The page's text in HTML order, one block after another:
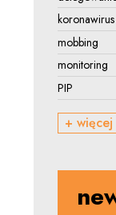
koronawirus
mobbing
monitoring
PIP
+ więcej